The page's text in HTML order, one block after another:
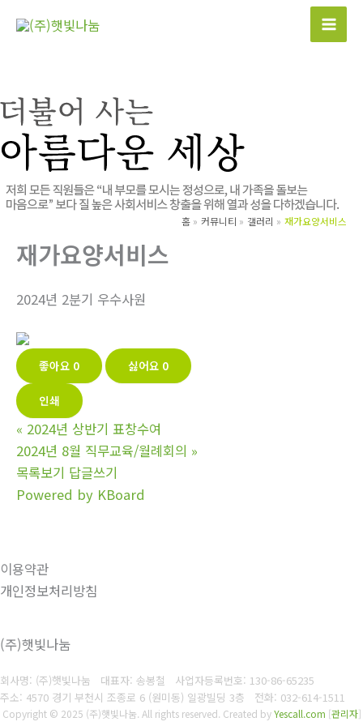
건
너
뛰
기
홈 커뮤니티 갤러리 재가요양서비스
재가요양서비스
2024년 2분기 우수사원
좋아요 0 싫어요 0
인쇄
« 2024년 상반기 표창수여
2024년 8월 직무교육/월례회의 »
목록보기 답글쓰기
Powered by KBoard
이용약관
개인정보처리방침
(주)햇빛나눔
회사명: (주)햇빛나눔 대표자: 송봉철 사업자등록번호: 130-86-65235
주소: 4570 경기 부천시 조종로 6 (원미동) 일광빌딩 3층 전화: 032-614-1511
Copyright © 2025 (주)햇빛나눔. All rights reserved. Created byYescall.com [관리자]